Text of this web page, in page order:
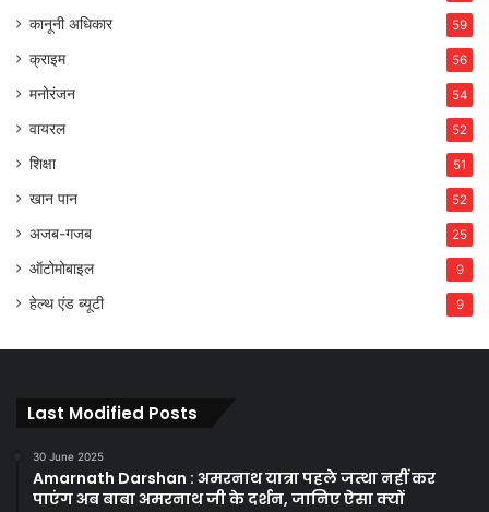
कानूनी अधिकार 59
क्राइम 56
मनोरंजन 54
वायरल 52
शिक्षा 51
खान पान 52
अजब-गजब 25
ऑटोमोबाइल 9
हेल्थ एंड ब्यूटी 9
Last Modified Posts
30 June 2025
Amarnath Darshan : अमरनाथ यात्रा पहले जत्था नहीं कर
पाएंग अब बाबा अमरनाथ जी के दर्शन, जानिए ऐसा क्यों